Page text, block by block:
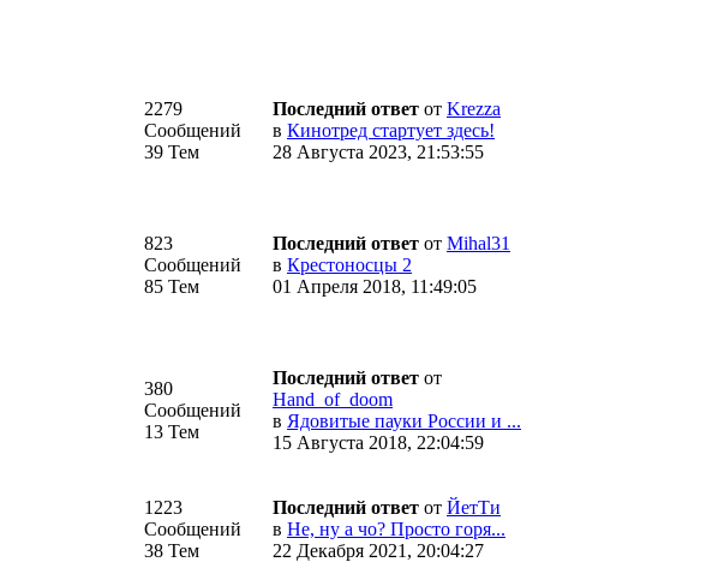
2279
Сообщений
39 Тем
Последний ответ от Krezza
в Кинотред стартует здесь!
28 Августа 2023, 21:53:55
823
Сообщений
85 Тем
Последний ответ от Mihal31
в Крестоносцы 2
01 Апреля 2018, 11:49:05
380
Сообщений
13 Тем
Последний ответ от
Hand_of_doom
в Ядовитые пауки России и ...
15 Августа 2018, 22:04:59
1223
Сообщений
38 Тем
Последний ответ от ЙетТи
в Не, ну а чо? Просто горя...
22 Декабря 2021, 20:04:27